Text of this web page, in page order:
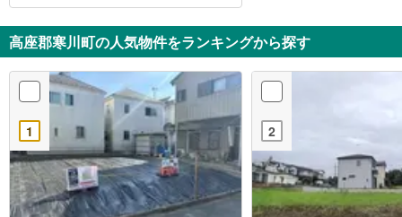
高座郡寒川町の人気物件をランキングから探す
1 2